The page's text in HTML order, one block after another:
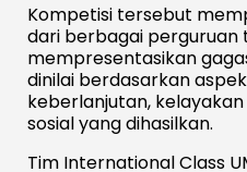
Kompetisi tersebut
dari berbagai perguruan
mempresentasikan
dinilai berdasarkan
keberlanjutan,
sosial yang dihasilkan.
Tim International Class